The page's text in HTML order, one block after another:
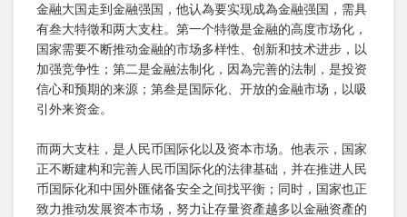
金融大国走到金融强国，他认為要实现成為金融强国，需具
有叁大特徵和两大支柱。第一个特徵是金融的高度市场化，
国家需要不断推动金融的市场多样性、创新和技术进步，以
加强竞争性；第二是金融法制化，因為完善的法制，是投资
信心和预期的来源；第叁是国际化、开放的金融市场，以吸
引外来资金。
而两大支柱，是人民币国际化以及资本市场。他表示，国家
正不断建构和完善人民币国际化的法律基础，并在推进人民
币国际化和中国外匯储备安全之间找平衡；同时，国家也正
致力推动发展资本市场，努力让存量资產越多以金融资產的